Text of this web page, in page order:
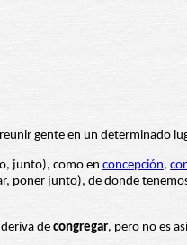
gente en un determinado
junto), como en concepción,
poner junto), de donde
deriva de congregar, pero no es